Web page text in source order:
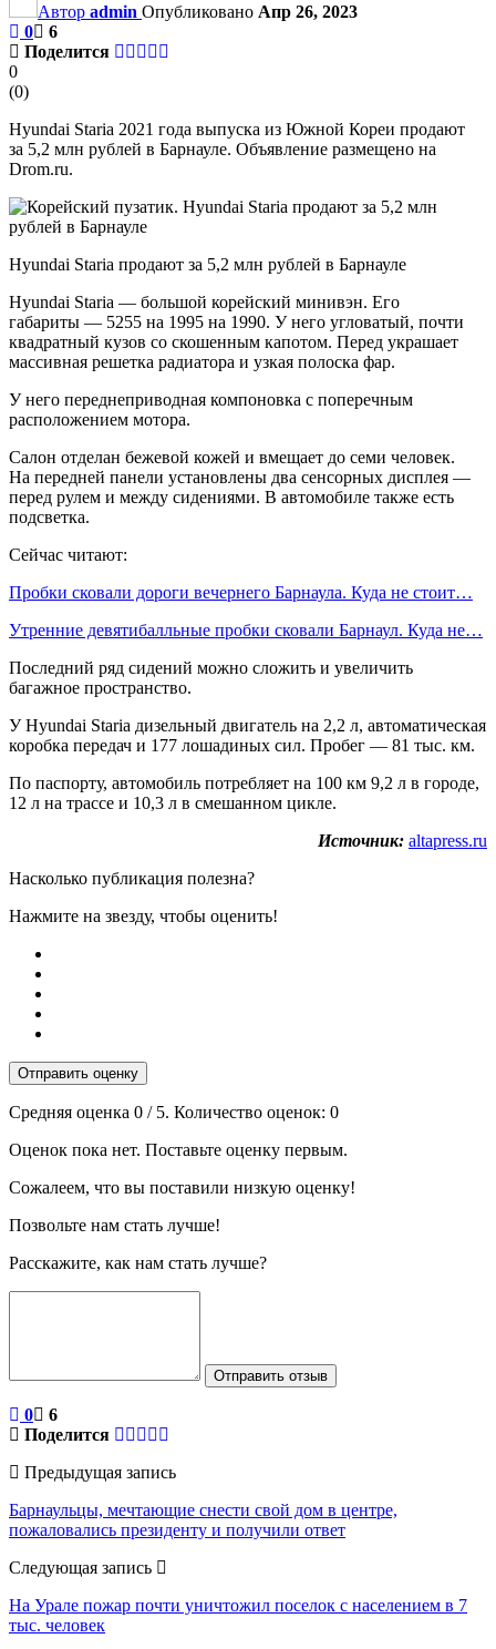
Автор admin Опубликовано Апр 26, 2023
0
6
Поделится
0
(0)
Hyundai Staria 2021 года выпуска из Южной Кореи продают
за 5,2 млн рублей в Барнауле. Объявление размещено на
Drom.ru.
Hyundai Staria продают за 5,2 млн рублей в Барнауле
Hyundai Staria — большой корейский минивэн. Его
габариты — 5255 на 1995 на 1990. У него угловатый, почти
квадратный кузов со скошенным капотом. Перед украшает
массивная решетка радиатора и узкая полоска фар.
У него переднеприводная компоновка с поперечным
расположением мотора.
Салон отделан бежевой кожей и вмещает до семи человек.
На передней панели установлены два сенсорных дисплея —
перед рулем и между сидениями. В автомобиле также есть
подсветка.
Сейчас читают:
Пробки сковали дороги вечернего Барнаула. Куда не стоит…
Утренние девятибалльные пробки сковали Барнаул. Куда не…
Последний ряд сидений можно сложить и увеличить
багажное пространство.
У Hyundai Staria дизельный двигатель на 2,2 л, автоматическая
коробка передач и 177 лошадиных сил. Пробег — 81 тыс. км.
По паспорту, автомобиль потребляет на 100 км 9,2 л в городе,
12 л на трассе и 10,3 л в смешанном цикле.
Источник: altapress.ru
Насколько публикация полезна?
Нажмите на звезду, чтобы оценить!
Отправить оценку
Средняя оценка 0 / 5. Количество оценок: 0
Оценок пока нет. Поставьте оценку первым.
Сожалеем, что вы поставили низкую оценку!
Позвольте нам стать лучше!
Расскажите, как нам стать лучше?
Отправить отзыв
0
6
Поделится
Предыдущая запись
Барнаульцы, мечтающие снести свой дом в центре,
пожаловались президенту и получили ответ
Следующая запись
На Урале пожар почти уничтожил поселок с населением в 7
тыс. человек